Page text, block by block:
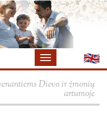
Dievo ir žmonių
artumoje
×